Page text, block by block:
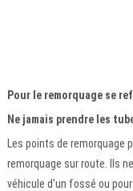
Pour le remorquage se
Ne jamais prendre les
Les points de remorquage
remorquage sur route. Ils
véhicule d'un fossé ou